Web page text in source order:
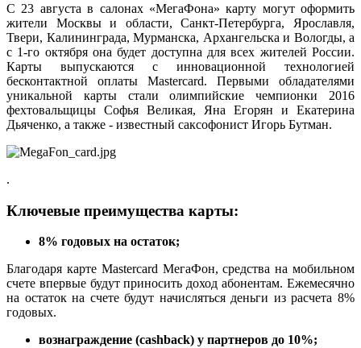
С 23 августа в салонах «МегаФона» карту могут оформить
жители Москвы и области, Санкт-Петербурга, Ярославля,
Твери, Калининграда, Мурманска, Архангельска и Вологды, а
с 1-го октября она будет доступна для всех жителей России.
Карты выпускаются с инновационной технологией
бесконтактной оплаты Mastercard. Первыми обладателями
уникальной карты стали олимпийские чемпионки 2016
фехтовальщицы Софья Великая, Яна Егорян и Екатерина
Дьяченко, а также - известный саксофонист Игорь Бутман.
.
Ключевые преимущества карты:
8% годовых на остаток;
Благодаря карте Mastercard МегаФон, средства на мобильном
счете впервые будут приносить доход абонентам. Ежемесячно
на остаток на счете будут начисляться деньги из расчета 8%
годовых.
вознаграждение (cashback) у партнеров до 10%;